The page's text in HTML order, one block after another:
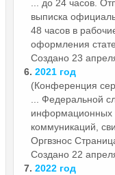
... до 24 часов.
выписка
48 часов в
оформления
Создано 23
6. 2021 год
(Конференция
... Федеральной
информационных
коммуникаций,
Оргвзнос
Создано 22
7. 2022 год